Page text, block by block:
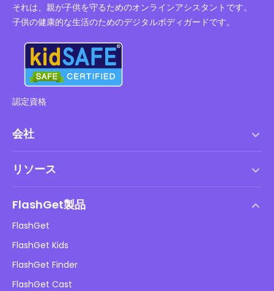
それは、親が子供を守るためのオンラインアシスタントです。
子供の健康的な生活のためのデジタルボディガードです。
認定資格
会社
DMCAポリシー
プライバシーポリシー
広告ポリシー
私の情報を販売しないでください
リソース
子供のオンラインの安全性
ダウンロード
FlashGet製品
FlashGet
FlashGet Kids
FlashGet Finder
FlashGet Cast